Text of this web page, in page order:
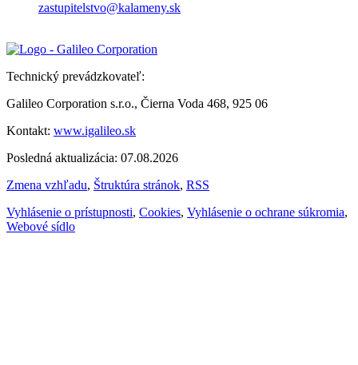
zastupitelstvo@kalameny.sk
Technický prevádzkovateľ:
Galileo Corporation s.r.o., Čierna Voda 468, 925 06
Kontakt: www.igalileo.sk
Posledná aktualizácia: 07.08.2026
Zmena vzhľadu, Štruktúra stránok, RSS
Vyhlásenie o prístupnosti, Cookies, Vyhlásenie o ochrane súkromia,
Webové sídlo